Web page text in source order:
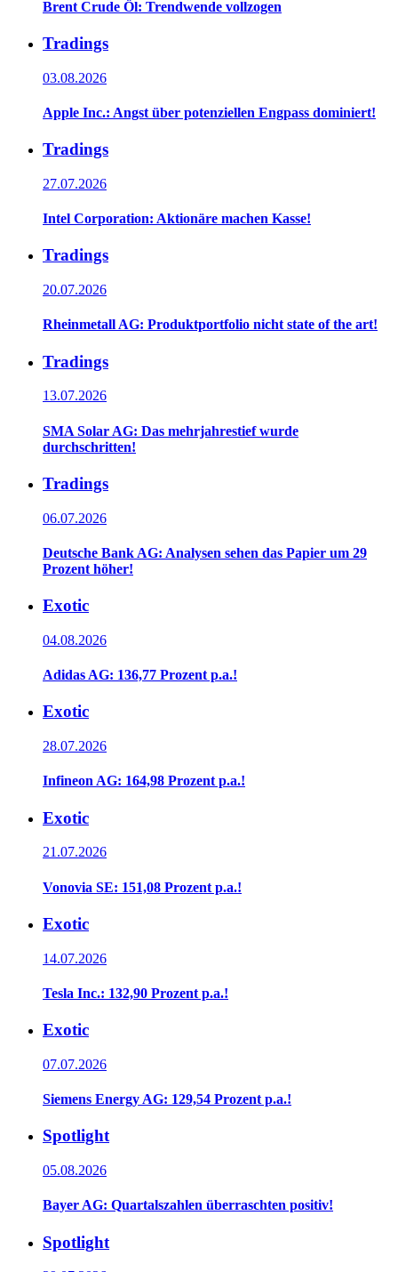
Brent Crude Öl: Trendwende vollzogen
Tradings
03.08.2026
Apple Inc.: Angst über potenziellen Engpass dominiert!
Tradings
27.07.2026
Intel Corporation: Aktionäre machen Kasse!
Tradings
20.07.2026
Rheinmetall AG: Produktportfolio nicht state of the art!
Tradings
13.07.2026
SMA Solar AG: Das mehrjahrestief wurde
durchschritten!
Tradings
06.07.2026
Deutsche Bank AG: Analysen sehen das Papier um 29
Prozent höher!
Exotic
04.08.2026
Adidas AG: 136,77 Prozent p.a.!
Exotic
28.07.2026
Infineon AG: 164,98 Prozent p.a.!
Exotic
21.07.2026
Vonovia SE: 151,08 Prozent p.a.!
Exotic
14.07.2026
Tesla Inc.: 132,90 Prozent p.a.!
Exotic
07.07.2026
Siemens Energy AG: 129,54 Prozent p.a.!
Spotlight
05.08.2026
Bayer AG: Quartalszahlen überraschten positiv!
Spotlight